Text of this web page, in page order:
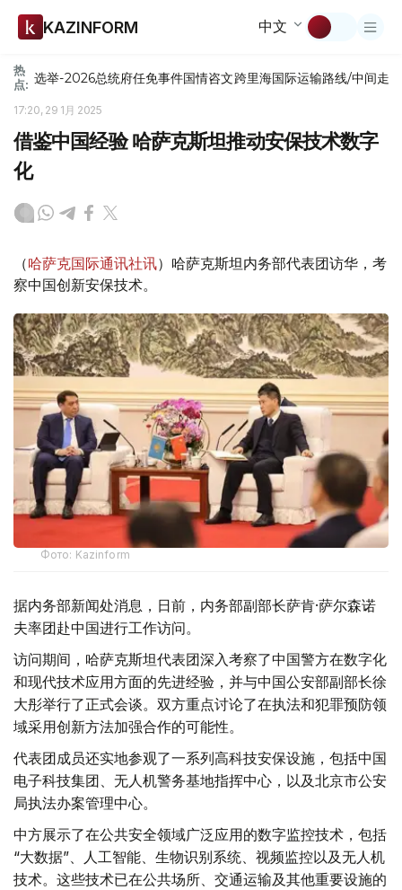
KAZINFORM 中文
热
点: 选举-2026总统府任免事件国情咨文跨里海国际运输路线/中间走廊
17:20, 29 1月 2025
借鉴中国经验 哈萨克斯坦推动安保技术数字
化
（哈萨克国际通讯社讯）哈萨克斯坦内务部代表团访华，考
察中国创新安保技术。
Фото: Kazinform
据内务部新闻处消息，日前，内务部副部长萨肯·萨尔森诺
夫率团赴中国进行工作访问。
访问期间，哈萨克斯坦代表团深入考察了中国警方在数字化
和现代技术应用方面的先进经验，并与中国公安部副部长徐
大彤举行了正式会谈。双方重点讨论了在执法和犯罪预防领
域采用创新方法加强合作的可能性。
代表团成员还实地参观了一系列高科技安保设施，包括中国
电子科技集团、无人机警务基地指挥中心，以及北京市公安
局执法办案管理中心。
中方展示了在公共安全领域广泛应用的数字监控技术，包括
“大数据”、人工智能、生物识别系统、视频监控以及无人机
技术。这些技术已在公共场所、交通运输及其他重要设施的